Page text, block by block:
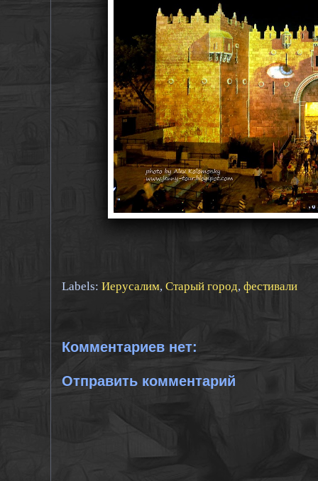
Labels: Иерусалим, Старый город, фестивали
Комментариев нет:
Отправить комментарий